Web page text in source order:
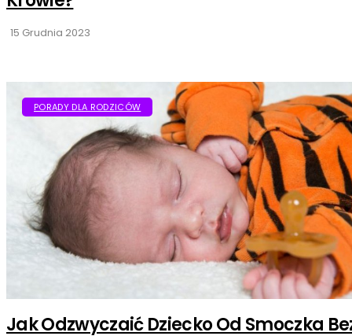
15 Grudnia 2023
PORADY DLA RODZICÓW
Jak Odzwyczaić Dziecko Od Smoczka